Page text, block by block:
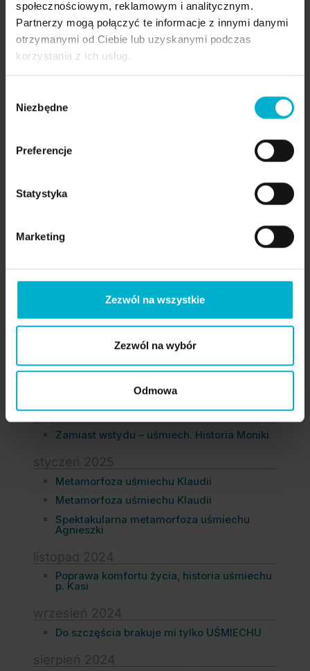
społecznościowym, reklamowym i analitycznym.
Partnerzy mogą połączyć te informacje z innymi danymi
otrzymanymi od Ciebie lub uzyskanymi podczas
korzystania z ich usług.
zgody
Niezbędne
Preferencje
Statystyka
Marketing
Zezwól na wszystkie
Zezwól na wybór
Odmowa
„Nowe życie zaczyna się od uśmiechu” –
metamorfoza Pana Przemysława
luty 2026
Historia uśmiechu Angeliki – zęby w 1 dzień
„Dziś znów mogę mówić, uśmiechać się i
żyć pełnią” - metamorfoza uśmiechu Pani
listopad 2025
październik 2025
„Nowe zęby w 1 dzień” (2)
zęby w 1 dzień. Jak własne. (2)
lipiec 2025
Historia metamorfozy uśmiechu Doroty.
maj 2025
Zamiast wstydu – uśmiech. Historia Moniki
Metamorfoza uśmiechu Klaudii
Metamorfoza uśmiechu Klaudii
Spektakularna metamorfoza uśmiechu
Agnieszki
Poprawa komfortu życia, historia uśmiechu
p. Kasi
Do szczęścia brakuje mi tylko UŚMIECHU